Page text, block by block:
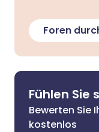
Foren
Fühlen Sie
Bewerten Sie
kostenlos